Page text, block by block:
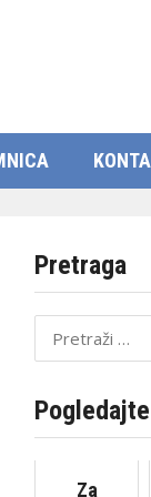
Pretraga
Pretraži:
Za